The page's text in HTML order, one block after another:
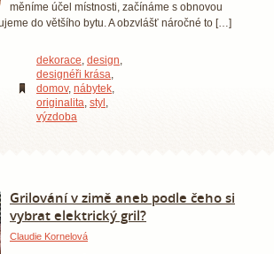
měníme účel místnosti, začínáme s obnovou
do většího bytu. A obzvlášť náročné to […]
dekorace, design,
designéři krása,
domov, nábytek,
originalita, styl ,
výzdoba
Grilování v zimě aneb podle čeho si
vybrat elektrický gril?
Claudie Kornelová